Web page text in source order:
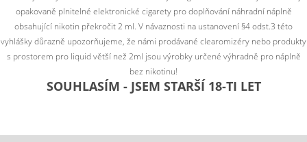
opakovaně plnitelné elektronické cigarety pro doplňování náhradní náplně
obsahující nikotin překročit 2 ml. V návaznosti na ustanovení §4 odst.3 této
vyhlášky důrazně upozorňujeme, že námi prodávané clearomizéry nebo produkty
s prostorem pro liquid větší než 2ml jsou výrobky určené výhradně pro náplně
bez nikotinu!
SOUHLASÍM - JSEM STARŠÍ 18-TI LET